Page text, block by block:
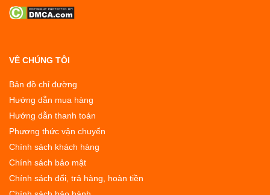
VỀ CHÚNG TÔI
Bản đồ chỉ đường
Hướng dẫn mua hàng
Hướng dẫn thanh toán
Phương thức vận chuyển
Chính sách khách hàng
Chính sách bảo mật
Chính sách đổi, trả hàng, hoàn tiền